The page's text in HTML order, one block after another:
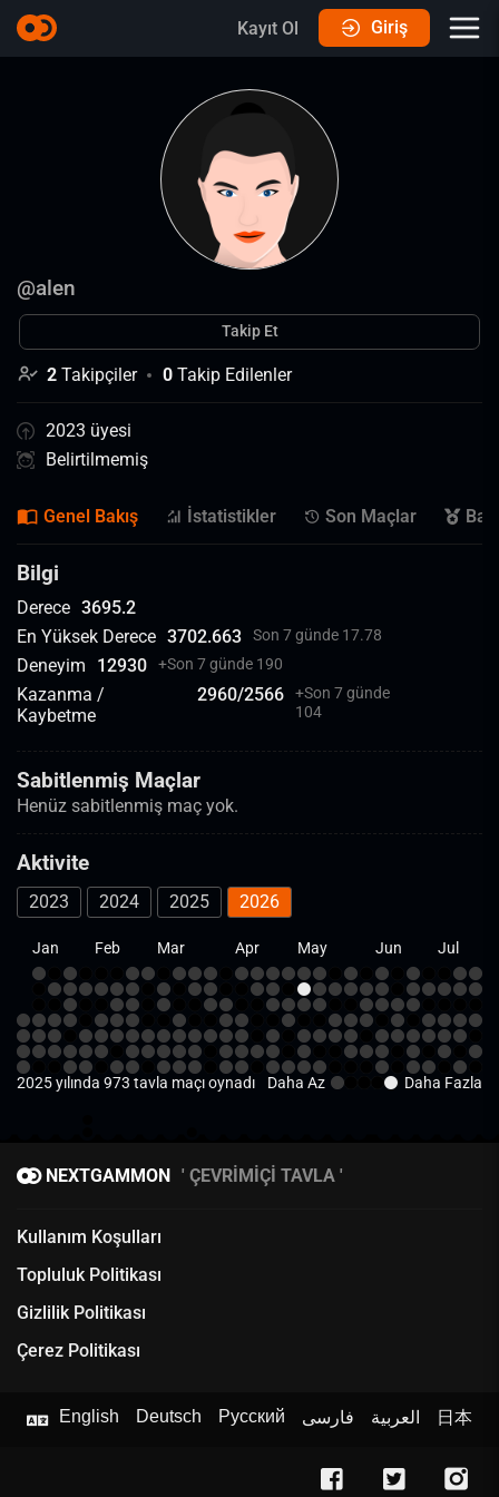
Kayıt Ol Giriş
@alen
Takip Et
2 Takipçiler 0 Takip Edilenler
2023 üyesi
Belirtilmemiş
Genel Bakış İstatistikler Son Maçlar
Bilgi
Derece 3695.2
En Yüksek Derece 3702.663 Son 7 günde 17.78
Deneyim 12930 +Son 7 günde 190
Kazanma /
Kaybetme
2960/2566 +Son 7 günde
104
Sabitlenmiş Maçlar
Henüz sabitlenmiş maç yok.
Aktivite
2023 2024 2025 2026
Jan Feb Mar Apr May Jun Jul
2025 yılında 973 tavla maçı oynadı Daha Az Daha Fazla
NEXTGAMMON ÇEVRIMIÇI TAVLA
Kullanım Koşulları
Topluluk Politikası
Gizlilik Politikası
Çerez Politikası
English Deutsch Русский فارسی العربية 日本